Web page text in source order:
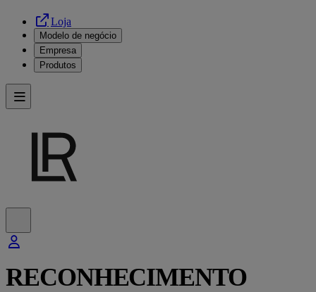
Loja
Modelo de negócio
Empresa
Produtos
RECONHECIMENTO